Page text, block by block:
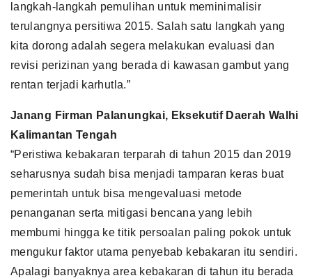
langkah-langkah pemulihan untuk meminimalisir
terulangnya persitiwa 2015. Salah satu langkah yang
kita dorong adalah segera melakukan evaluasi dan
revisi perizinan yang berada di kawasan gambut yang
rentan terjadi karhutla.”
Janang Firman Palanungkai, Eksekutif Daerah Walhi
Kalimantan Tengah
“Peristiwa kebakaran terparah di tahun 2015 dan 2019
seharusnya sudah bisa menjadi tamparan keras buat
pemerintah untuk bisa mengevaluasi metode
penanganan serta mitigasi bencana yang lebih
membumi hingga ke titik persoalan paling pokok untuk
mengukur faktor utama penyebab kebakaran itu sendiri.
Apalagi banyaknya area kebakaran di tahun itu berada